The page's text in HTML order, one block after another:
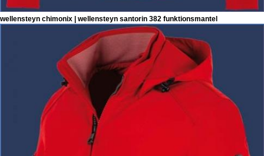
wellensteyn chimonix | wellensteyn santorin 382 funktionsmantel